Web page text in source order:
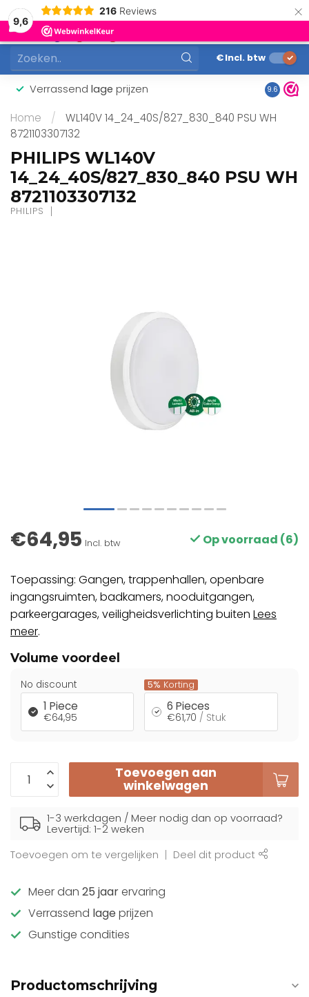
9,6
216 Reviews ×
MENU
0
€Incl. btw
Verrassend lage prijzen 9.6
Home /
WL140V 14_24_40S/827_830_840 PSU WH
8721103307132
PHILIPS WL140V
14_24_40S/827_830_840 PSU WH
8721103307132
PHILIPS
€64,95 Incl. btw Op voorraad (6)
Toepassing: Gangen, trappenhallen, openbare
ingangsruimten, badkamers, nooduitgangen,
parkeergarages, veiligheidsverlichting buiten Lees
meer.
Volume voordeel
No discount
1 Piece
€64,95
5% Korting
6 Pieces
€61,70 / Stuk
Toevoegen aan
winkelwagen
1-3 werkdagen / Meer nodig dan op voorraad?
Levertijd: 1-2 weken
Toevoegen om te vergelijken
Deel dit product
Meer dan 25 jaarervaring
Verrassend lage prijzen
Gunstige condities
Productomschrijving